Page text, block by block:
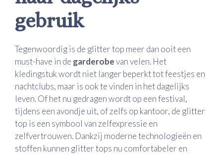
gebruik
Tegenwoordig is de glitter top meer dan ooit een
must-have in de garderobevan velen. Het
kledingstuk wordt niet langer beperkt tot feestjes en
nachtclubs, maar is ook te vinden in het dagelijks
leven. Of het nu gedragen wordt op een festival,
tijdens een avondje uit, of zelfs op kantoor, de glitter
top is een symbool van zelfexpressie en
zelfvertrouwen. Dankzij moderne technologieën en
stoffen kunnen glitter tops nu comfortabeler en